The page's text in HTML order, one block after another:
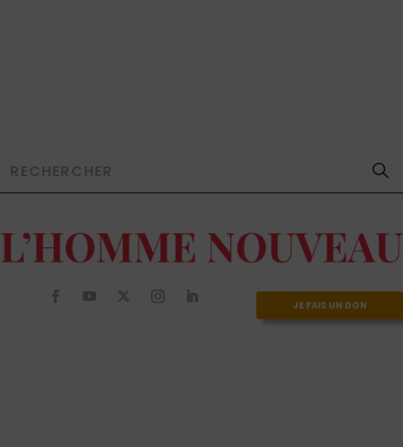
JE FAIS UN DON